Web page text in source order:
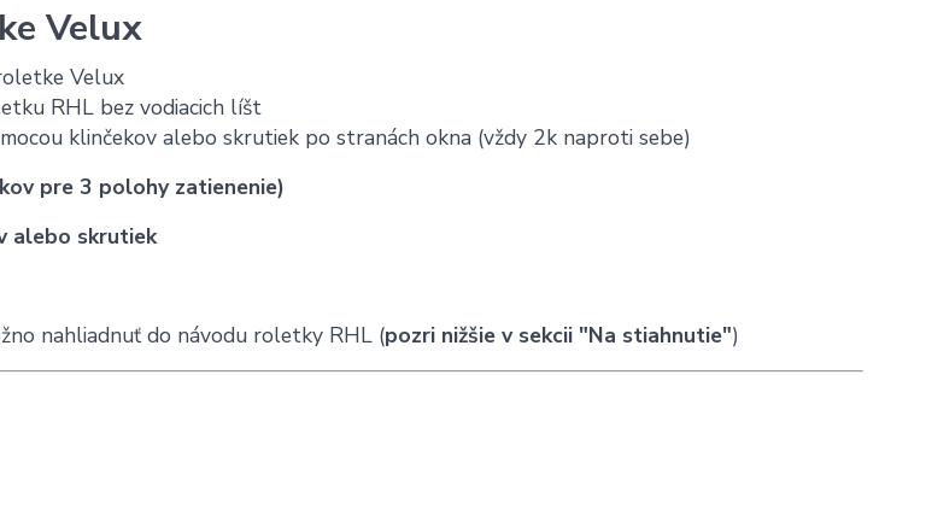
Velux
Velux
RHL bez vodiacich líšt
klinčekov alebo skrutiek po stranách okna (vždy 2k naproti sebe)
pre 3 polohy zatienenie)
alebo skrutiek
nahliadnuť do návodu roletky RHL (pozri nižšie v sekcii "Na stiahnutie")